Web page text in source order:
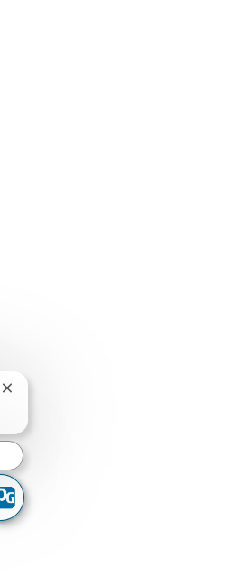
Cerrar notificación de chatbot